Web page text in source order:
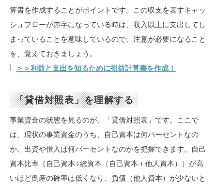
算書を作成することがポイントです。この収支を表すキャッ
シュフローが赤字になっている時は、収入以上に支出してし
まっていることを意味しているので、注意が必要になること
を、覚えておきましょう。
＞＞利益と支出を知るために損益計算書を作成！
「貸借対照表」を理解する
事業資金の状態を見るのが、「貸借対照表」です。ここで
は、現状の事業資金のうち、自己資本は何パーセントなの
か、出資や借入は何パーセントなのかを把握できます。自己
資本比率（自己資本÷総資本（自己資本＋他人資本））が高
いほど倒産の確率は低くなり、負債（他人資本）が少ないと